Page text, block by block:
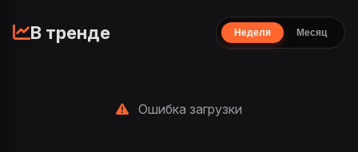
В тренде Неделя Месяц
Ошибка загрузки